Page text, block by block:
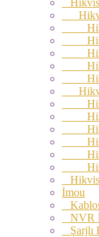
İmou
NVR
Şarjlı